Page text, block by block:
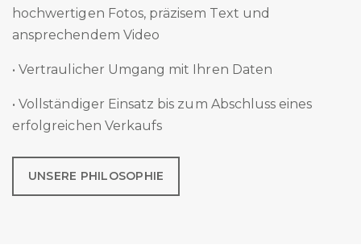
hochwertigen Fotos, präzisem Text und
ansprechendem Video
• Vertraulicher Umgang mit Ihren Daten
• Vollständiger Einsatz bis zum Abschluss eines
erfolgreichen Verkaufs
UNSERE PHILOSOPHIE